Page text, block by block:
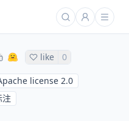
like 0
license 2.0
注